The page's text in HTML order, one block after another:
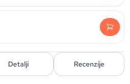
Detalji Recenzije